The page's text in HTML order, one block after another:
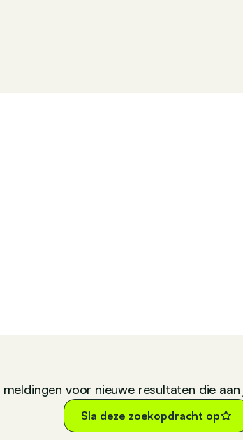
voor nieuwe resultaten die
Sla deze zoekopdracht op